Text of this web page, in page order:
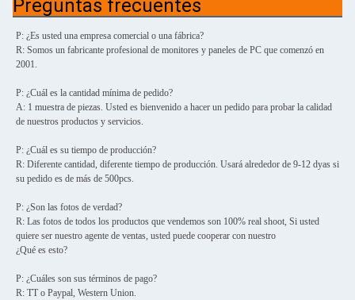
Preguntas frecuentes
P: ¿Es usted una empresa comercial o una fábrica?
R: Somos un fabricante profesional de monitores y paneles de PC que comenzó en
2001.
P: ¿Cuál es la cantidad mínima de pedido?
A: 1 muestra de piezas. Usted es bienvenido a hacer un pedido para probar la calidad
de nuestros productos y servicios.
P: ¿Cuál es su tiempo de producción?
R: Diferente cantidad, diferente tiempo de producción. Usará alrededor de 9-12 dyas si
su pedido es de más de 500pcs.
P: ¿Son las fotos de verdad?
R: Las fotos de todos los productos que vendemos son 100% real shoot, Si usted
quiere ser nuestro agente de ventas, usted puede cooperar con nuestro
¿Qué es esto?
P: ¿Cuáles son sus términos de pago?
R: TT o Paypal, Western Union.